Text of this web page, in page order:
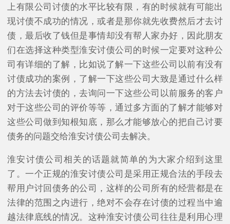
上有限公司讨债的水平比较有限，有的时候就有可能出
现讨债不成功的情况，或者是那你就先收费然后才去讨
债，最后收了钱但是事情却没有帮人家办好，因此朋友
们在选择这种类型淮安讨债公司的时候一定要对这种公
司有详细的了解，比如说了解一下这些公司以前有没有
讨债成功的案例，了解一下这些公司大致是通过什么样
的方法去讨债的，去询问一下这些公司以前服务的客户
对于这些公司的评价等等，通过多方面的了解才能够对
这些公司做到知根知底，那么才能够放心的把自己讨要
债务的问题交给淮安讨债公司去解决。
淮安讨债公司相关的话题就简单的为大家介绍到这里
了。一个正规的淮安讨债公司是采用正规合法的手段去
帮用户讨回债务的公司，这样的公司所有的经营都是在
法律的范围之内进行，绝对不会存在讨债的过程当中逾
越法律底线的情况。这种淮安讨债公司往往是利用心理